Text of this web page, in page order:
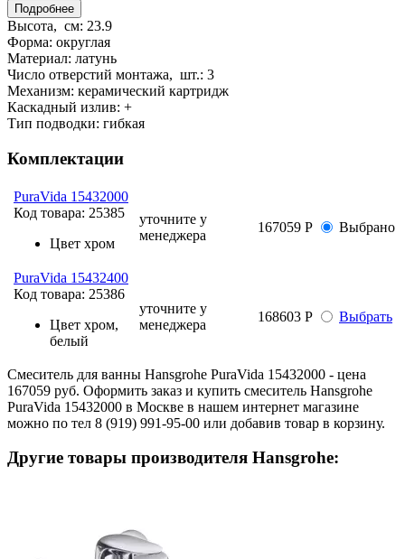
Подробнее
Высота, см: 23.9
Форма: округлая
Материал: латунь
Число отверстий монтажа, шт.: 3
Механизм: керамический картридж
Каскадный излив: +
Тип подводки: гибкая
Комплектации
PuraVida 15432000
Код товара: 25385
Цвет хром
уточните у
менеджера
167059 Р Выбрано
PuraVida 15432400
Код товара: 25386
Цвет хром,
белый
уточните у
менеджера
168603 Р Выбрать
Смеситель для ванны Hansgrohe PuraVida 15432000 - цена
167059 руб. Оформить заказ и купить смеситель Hansgrohe
PuraVida 15432000 в Москве в нашем интернет магазине
можно по тел 8 (919) 991-95-00 или добавив товар в корзину.
Другие товары производителя Hansgrohe: